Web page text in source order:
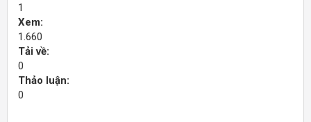
1
Xem:
1.660
Tải về:
0
Thảo luận:
0